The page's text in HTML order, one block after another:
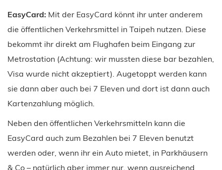
EasyCard: Mit der EasyCard könnt ihr unter anderem
die öffentlichen Verkehrsmittel in Taipeh nutzen. Diese
bekommt ihr direkt am Flughafen beim Eingang zur
Metrostation (Achtung: wir mussten diese bar bezahlen,
Visa wurde nicht akzeptiert). Augetoppt werden kann
sie dann aber auch bei 7 Eleven und dort ist dann auch
Kartenzahlung möglich.
Neben den öffentlichen Verkehrsmitteln kann die
EasyCard auch zum Bezahlen bei 7 Eleven benutzt
werden oder, wenn ihr ein Auto mietet, in Parkhäusern
& Co – natürlich aber immer nur, wenn ausreichend